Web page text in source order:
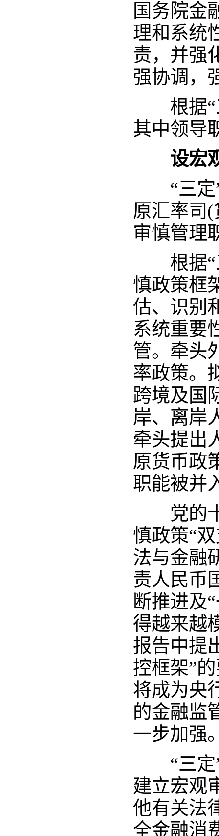
国务院金
理和系统
责，并强
强协调，
根据“三
其中领导
设宏
“三定”
原汇率司
审慎管理
根据“三
慎政策框
估、识别
系统重要
管。牵头
率政策。
跨境及国
岸、离岸
牵头提出
原货币政
职能被并
党的十
慎政策“
法与金融
责人民币
断推进及
得越来越
报告中提
控框架”
将成为央
的金融监
一步加强
“三定”
建立宏观
他有关法
全金融消